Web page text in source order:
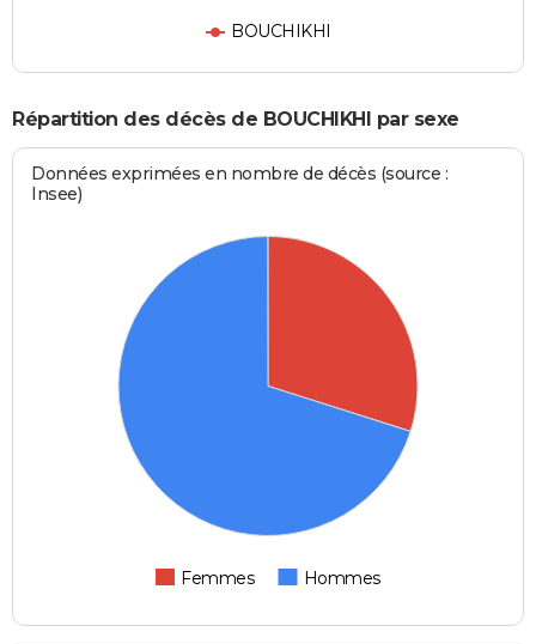
BOUCHIKHI
Répartition des décès de BOUCHIKHI par sexe
Données exprimées en nombre de décès (source :
Insee)
Femmes Hommes